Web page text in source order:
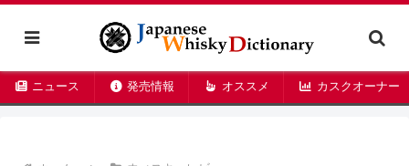
ニュース 発売情報 オススメ カスクオーナー